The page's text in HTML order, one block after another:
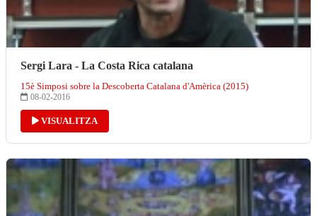
Sergi Lara - La Costa Rica catalana
15è Simposi sobre la Descoberta Catalana d'Amèrica (2015)
08-02-2016
VISUALITZA